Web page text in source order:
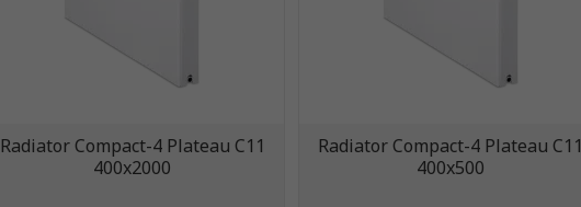
Radiator Compact-4 Plateau C11
400x2000
Radiator Compact-4 Plateau C11
400x500